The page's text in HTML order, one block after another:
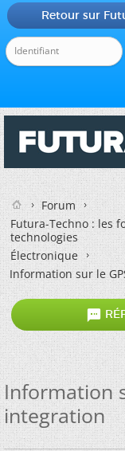
Retour sur
Forum
Futura-Techno : les
technologies
Électronique
Information sur le

Information
integration